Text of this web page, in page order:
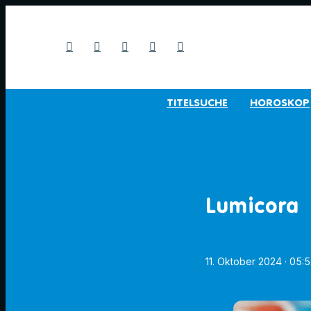
TITELSUCHE HOROSKOP
Lumicora
11. Oktober 2024 ·